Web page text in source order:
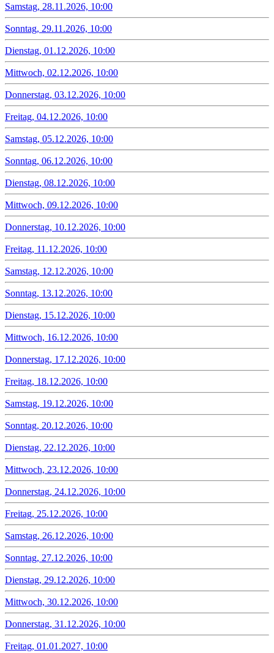
Samstag, 28.11.2026, 10:00
Sonntag, 29.11.2026, 10:00
Dienstag, 01.12.2026, 10:00
Mittwoch, 02.12.2026, 10:00
Donnerstag, 03.12.2026, 10:00
Freitag, 04.12.2026, 10:00
Samstag, 05.12.2026, 10:00
Sonntag, 06.12.2026, 10:00
Dienstag, 08.12.2026, 10:00
Mittwoch, 09.12.2026, 10:00
Donnerstag, 10.12.2026, 10:00
Freitag, 11.12.2026, 10:00
Samstag, 12.12.2026, 10:00
Sonntag, 13.12.2026, 10:00
Dienstag, 15.12.2026, 10:00
Mittwoch, 16.12.2026, 10:00
Donnerstag, 17.12.2026, 10:00
Freitag, 18.12.2026, 10:00
Samstag, 19.12.2026, 10:00
Sonntag, 20.12.2026, 10:00
Dienstag, 22.12.2026, 10:00
Mittwoch, 23.12.2026, 10:00
Donnerstag, 24.12.2026, 10:00
Freitag, 25.12.2026, 10:00
Samstag, 26.12.2026, 10:00
Sonntag, 27.12.2026, 10:00
Dienstag, 29.12.2026, 10:00
Mittwoch, 30.12.2026, 10:00
Donnerstag, 31.12.2026, 10:00
Freitag, 01.01.2027, 10:00